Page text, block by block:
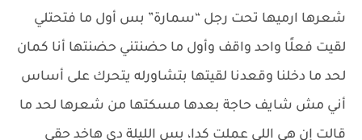
شعرها ارميها تحت رجل “سمارة” بس أول ما فتحتلي
لقيت فعلًا واحد واقف وأول ما حضنتني حضنتها أنا كمان
لحد ما دخلنا وقعدنا لقيتها بتشاورله يتحرك على أساس
أني مش شايف حاجة بعدها مسكتها من شعرها لحد ما
قالت إن هي اللي عملت كدا، بس الليلة دي هاخد حقي